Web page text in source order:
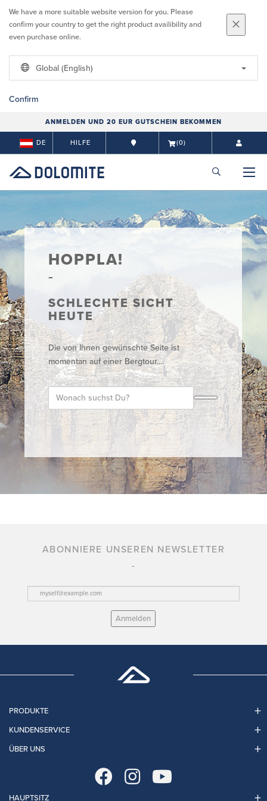
We have a more suitable website version for you. Please
confirm your country to get the right product availibility and
even purchase online.
Global (English)
Confirm
ANMELDEN UND 20 EUR GUTSCHEIN BEKOMMEN
DE HILFE (0)
HOPPLA!
SCHLECHTE SICHT
HEUTE
Die von Ihnen gewünschte Seite ist
momentan auf einer Bergtour....
ABONNIERE UNSEREN NEWSLETTER
Anmelden
PRODUKTE
KUNDENSERVICE
ÜBER UNS
HAUPTSITZ